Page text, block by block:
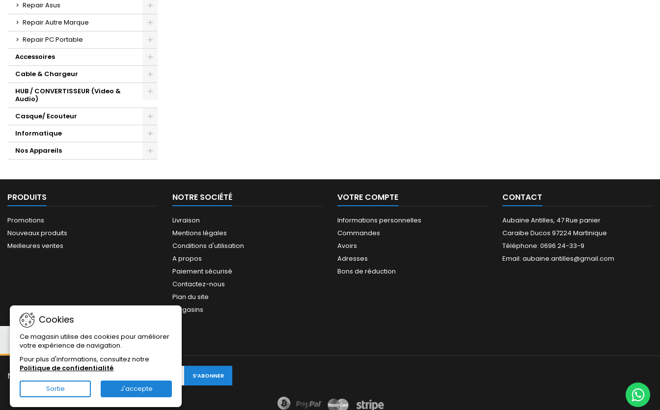
Repair Asus
Repair Autre Marque
Repair PC Portable
Accessoires
Cable & Chargeur
HUB / CONVERTISSEUR (Video &
Audio)
Casque/ Ecouteur
Informatique
Nos Appareils
PRODUITS
Promotions
Nouveaux produits
Meilleures ventes
NOTRE SOCIÉTÉ
Livraison
Mentions légales
Conditions d'utilisation
A propos
Paiement sécurisé
Contactez-nous
Plan du site
Magasins
VOTRE COMPTE
Informations personnelles
Commandes
Avoirs
Adresses
Bons de réduction
CONTACT
Aubaine Antilles, 47 Rue panier
Caraibe Ducos 97224 Martinique
Téléphone: 0696 24-33-9
Email: aubaine.antilles@gmail.com
Cookies
Ce magasin utilise des cookies pour améliorer
votre expérience de navigation.
Pour plus d'informations, consultez notre
Politique de confidentialité.
Sortie J'accepte
NEWSLETTER: